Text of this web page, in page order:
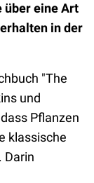
über eine Art
in der
"The
und
Pflanzen
klassische
Darin